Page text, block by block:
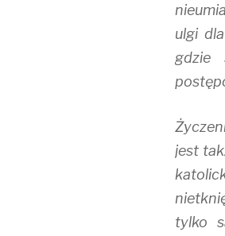
ulgi
gdzie
jest
tylko